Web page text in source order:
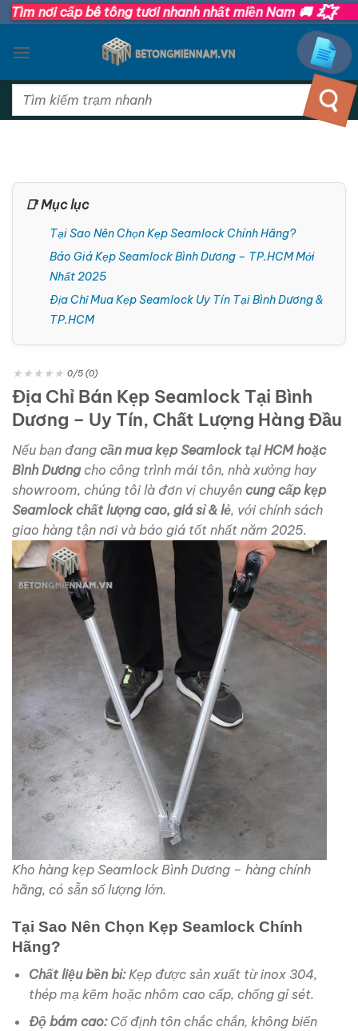
Bỏ
qua
nội
nơi cấp bê tông tươi nhanh nhất miền Nam 🚚 💥
Tìm
📑 Mục lục
Tại Sao Nên Chọn Kẹp Seamlock Chính Hãng?
Báo Giá Kẹp Seamlock Bình Dương – TP.HCM Mới
Nhất 2025
Địa Chỉ Mua Kẹp Seamlock Uy Tín Tại Bình Dương &
TP.HCM
★ ★ ★ ★ ★ 0/5 (0)
Địa Chỉ Bán Kẹp Seamlock Tại Bình
Dương – Uy Tín, Chất Lượng Hàng Đầu
Nếu bạn đang cần mua kẹp Seamlock tại HCM hoặc
Bình Dươngcho công trình mái tôn, nhà xưởng hay
showroom, chúng tôi là đơn vị chuyên cung cấp kẹp
Seamlock chất lượng cao, giá sỉ & lẻ, với chính sách
giao hàng tận nơi và báo giá tốt nhất năm 2025.
Kho hàng kẹp Seamlock Bình Dương – hàng chính
hãng, có sẵn số lượng lớn.
Tại Sao Nên Chọn Kẹp Seamlock Chính
Hãng?
Chất liệu bền bỉ:Kẹp được sản xuất từ inox 304,
thép mạ kẽm hoặc nhôm cao cấp, chống gỉ sét.
Độ bám cao:Cố định tôn chắc chắn, không biến